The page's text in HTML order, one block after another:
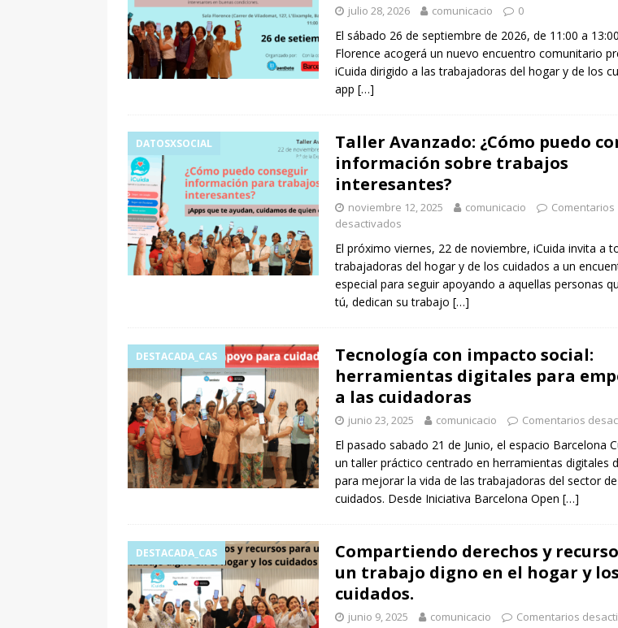
julio 28, 2026 comunicacio 0
El sábado 26 de septiembre de 2026, de 11:00 a
Florence acogerá un nuevo encuentro comunitario
iCuida dirigido a las trabajadoras del hogar y de los
app […]
DATOSXSOCIAL
Taller Avanzado: ¿Cómo puedo
información sobre trabajos
interesantes?
noviembre 12, 2025 comunicacio
Comentarios
desactivados
El próximo viernes, 22 de noviembre, iCuida invita a
trabajadoras del hogar y de los cuidados a un
especial para seguir apoyando a aquellas personas
tú, dedican su trabajo […]
DESTACADA_CAS
Tecnología con impacto social:
herramientas digitales para
a las cuidadoras
junio 23, 2025 comunicacio Comentarios
El pasado sabado 21 de Junio, el espacio Barcelona
un taller práctico centrado en herramientas digitales
para mejorar la vida de las trabajadoras del sector
cuidados. Desde Iniciativa Barcelona Open […]
DESTACADA_CAS
Compartiendo derechos y
un trabajo digno en el hogar y los
cuidados.
junio 9, 2025 comunicacio Comentarios